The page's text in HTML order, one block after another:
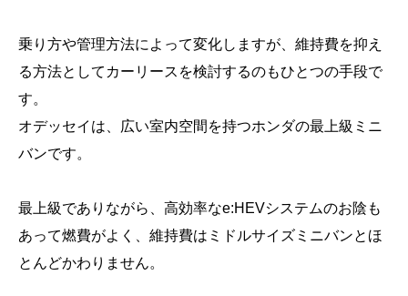
乗り方や管理方法によって変化しますが、維持費を抑え
る方法としてカーリースを検討するのもひとつの手段で
す。
オデッセイは、広い室内空間を持つホンダの最上級ミニ
バンです。
最上級でありながら、高効率なe:HEVシステムのお陰も
あって燃費がよく、維持費はミドルサイズミニバンとほ
とんどかわりません。